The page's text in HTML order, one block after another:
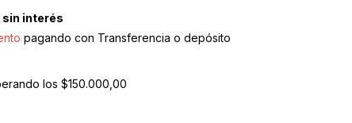
sin interés
pagando con Transferencia o depósito
los $150.000,00